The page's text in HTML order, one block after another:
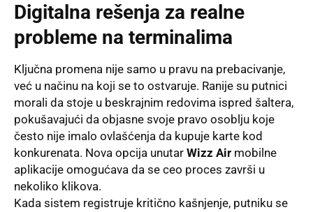
Digitalna rešenja za realne
probleme na terminalima
Ključna promena nije samo u pravu na prebacivanje,
već u načinu na koji se to ostvaruje. Ranije su putnici
morali da stoje u beskrajnim redovima ispred šaltera,
pokušavajući da objasne svoje pravo osoblju koje
često nije imalo ovlašćenja da kupuje karte kod
konkurenata. Nova opcija unutar Wizz Air mobilne
aplikacije omogućava da se ceo proces završi u
nekoliko klikova.
Kada sistem registruje kritično kašnjenje, putniku se